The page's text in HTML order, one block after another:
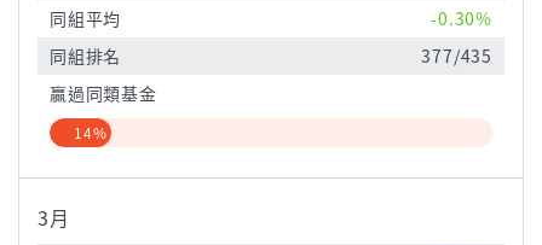
同組平均
-0.30%
同組排名
377/435
贏過同類基金
14%
3月